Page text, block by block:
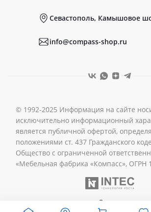
Севастополь, Камышовое
info@compass-shop.ru
© 1992-2025 Информация на сайте
исключительно информационный
является публичной офертой,
положениями ст. 437 Гражданского
Общество с ограниченной
«Мебельная фабрика «Компасс», ОГРН